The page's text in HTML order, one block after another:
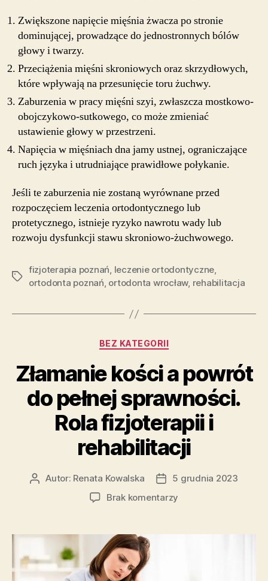
Zwiększone napięcie mięśnia żwacza po stronie
dominującej, prowadzące do jednostronnych bólów
głowy i twarzy.
Przeciążenia mięśni skroniowych oraz skrzydłowych,
które wpływają na przesunięcie toru żuchwy.
Zaburzenia w pracy mięśni szyi, zwłaszcza mostkowo-
obojczykowo-sutkowego, co może zmieniać
ustawienie głowy w przestrzeni.
Napięcia w mięśniach dna jamy ustnej, ograniczające
ruch języka i utrudniające prawidłowe połykanie.
Jeśli te zaburzenia nie zostaną wyrównane przed
rozpoczęciem leczenia ortodontycznego lub
protetycznego, istnieje ryzyko nawrotu wady lub
rozwoju dysfunkcji stawu skroniowo-żuchwowego.
Tagi
fizjoterapia poznań, leczenie ortodontyczne,
ortodonta poznań, ortodonta wrocław, rehabilitacja
Kategorie
BEZ KATEGORII
Złamanie kości a powrót
do pełnej sprawności.
Rola fizjoterapii i
rehabilitacji
AutorAutor: Renata Kowalska
Data5 grudnia 2023
Brak komentarzy
a